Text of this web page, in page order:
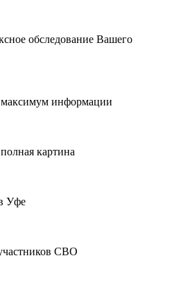
обследование Вашего
информации
картина
Уфе
СВО